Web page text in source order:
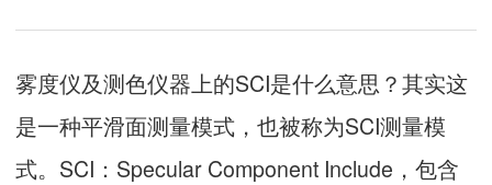
雾度仪及测色仪器上的SCI是什么意思？其实这
是一种平滑面测量模式，也被称为SCI测量模
式。SCI：Specular Component Include，包含